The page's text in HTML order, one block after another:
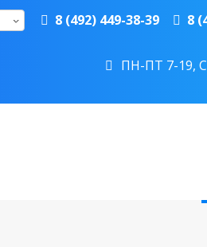
8 (492) 449-38-39 8
ПН-ПТ 7-19,